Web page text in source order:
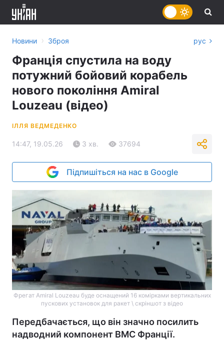
Новини › Зброя рус
Франція спустила на воду
потужний бойовий корабель
нового покоління Amiral
Louzeau (відео)
ІЛЛЯ ВЕДМЕДЕНКО
14:47, 19.05.26 3 хв. 37694
Підпишіться на нас в Google
Фрегат Amiral Louzeau буде оснащений 16 комірками вертикальних
пускових установок для ракет \ скріншот з відео
Передбачається, що він значно посилить
надводний компонент ВМС Франції.